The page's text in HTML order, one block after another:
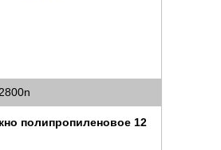
полипропиленовое 12